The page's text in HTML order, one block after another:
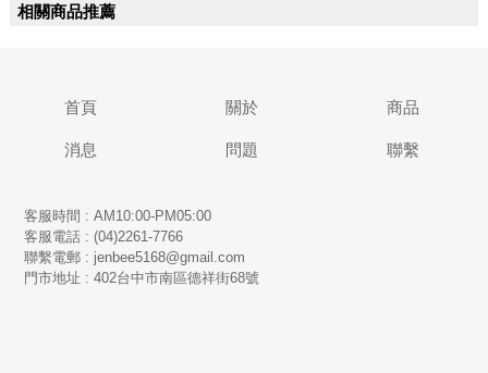
相關商品推薦
首頁 關於 商品
消息 問題 聯繫
客服時間 : AM10:00-PM05:00
客服電話 : (04)2261-7766
​聯繫電郵 : jenbee5168@gmail.com
門市地址 : 402台中市南區德祥街68號